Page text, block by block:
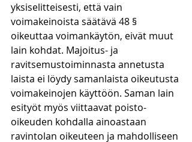
yksiselitteisesti, että vain
voimakeinoista säätävä 48 §
oikeuttaa voimankäytön, eivät muut
lain kohdat. Majoitus- ja
ravitsemustoiminnasta annetusta
laista ei löydy samanlaista oikeutusta
voimakeinojen käyttöön. Saman lain
esityöt myös viittaavat poisto-
oikeuden kohdalla ainoastaan
ravintolan oikeuteen ja mahdolliseen